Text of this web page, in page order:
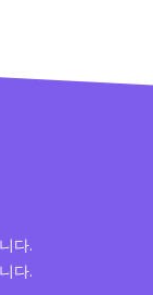
다.
다.